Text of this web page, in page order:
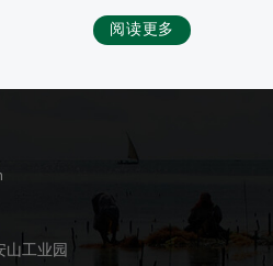
阅读更多
山工业园